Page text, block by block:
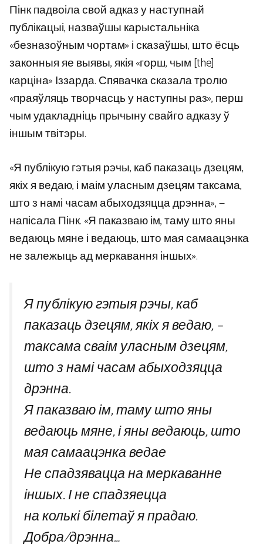
Пінк падвоіла свой адказ у наступнай
публікацыі, назваўшы карыстальніка
«безназоўным чортам» і сказаўшы, што ёсць
законныя яе выявы, якія «горш, чым [the]
карціна» Іззарда. Спявачка сказала тролю
«праяўляць творчасць у наступны раз», перш
чым удакладніць прычыну свайго адказу ў
іншым твітэры.
«Я публікую гэтыя рэчы, каб паказаць дзецям,
якіх я ведаю, і маім уласным дзецям таксама,
што з намі часам абыходзяцца дрэнна», —
напісала Пінк. «Я паказваю ім, таму што яны
ведаюць мяне і ведаюць, што мая самаацэнка
не залежыць ад меркавання іншых».
Я публікую гэтыя рэчы, каб
паказаць дзецям, якіх я ведаю, –
таксама сваім уласным дзецям,
што з намі часам абыходзяцца
дрэнна.
Я паказваю ім, таму што яны
ведаюць мяне, і яны ведаюць, што
мая самаацэнка ведае
Не спадзявацца на меркаванне
іншых. І не спадзяецца
на колькі білетаў я прадаю.
Добра/дрэнна…